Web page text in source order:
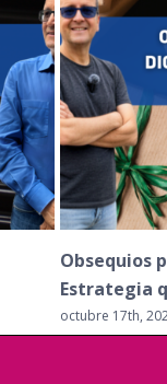
Tendencias
2026
octubre 8th,